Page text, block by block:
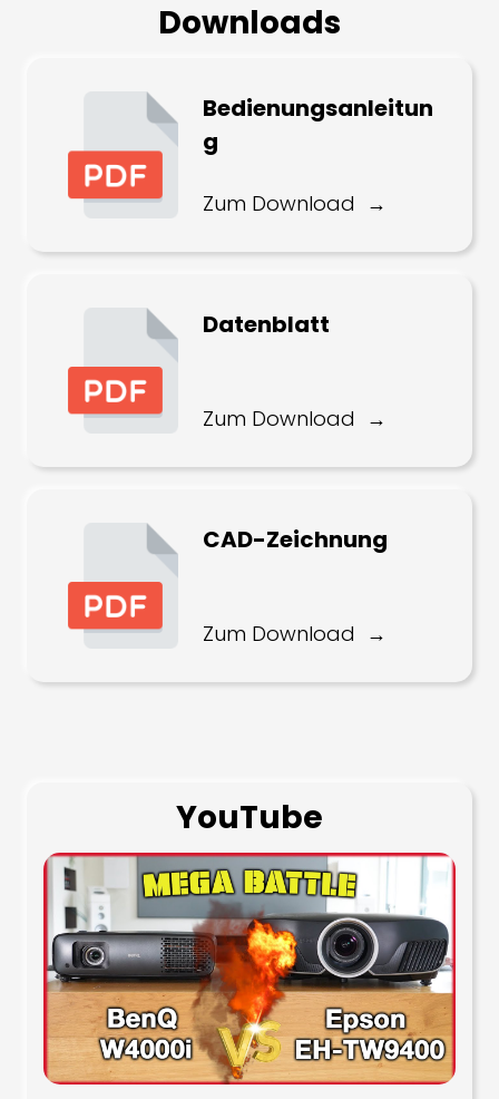
Downloads
Bedienungsanleitun
g
Zum Download
Datenblatt
Zum Download
CAD-Zeichnung
Zum Download
YouTube